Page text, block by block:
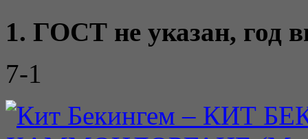
1. ГОСТ не указан, год
7-1